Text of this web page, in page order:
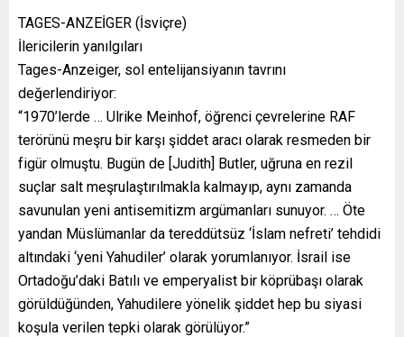
TAGES-ANZEİGER (İsviçre)
İlericilerin yanılgıları
Tages-Anzeiger, sol entelijansiyanın tavrını
değerlendiriyor:
“1970’lerde … Ulrike Meinhof, öğrenci çevrelerine RAF
terörünü meşru bir karşı şiddet aracı olarak resmeden bir
figür olmuştu. Bugün de [Judith] Butler, uğruna en rezil
suçlar salt meşrulaştırılmakla kalmayıp, aynı zamanda
savunulan yeni antisemitizm argümanları sunuyor. … Öte
yandan Müslümanlar da tereddütsüz ‘İslam nefreti’ tehdidi
altındaki ‘yeni Yahudiler’ olarak yorumlanıyor. İsrail ise
Ortadoğu’daki Batılı ve emperyalist bir köprübaşı olarak
görüldüğünden, Yahudilere yönelik şiddet hep bu siyasi
koşula verilen tepki olarak görülüyor.”